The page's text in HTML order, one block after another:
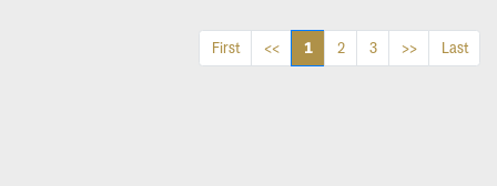
First << 1 2 3 >> Last